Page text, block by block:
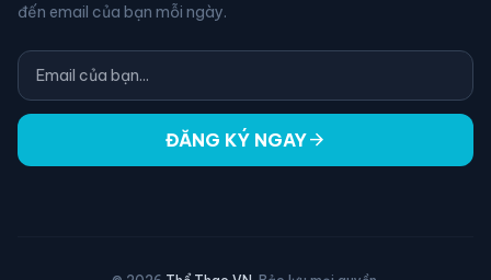
đến email của bạn mỗi ngày.
ĐĂNG KÝ NGAYarrow_forward